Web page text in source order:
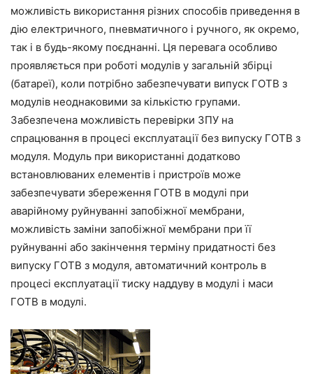
можливість використання різних способів приведення в
дію електричного, пневматичного і ручного, як окремо,
так і в будь-якому поєднанні. Ця перевага особливо
проявляється при роботі модулів у загальній збірці
(батареї), коли потрібно забезпечувати випуск ГОТВ з
модулів неоднаковими за кількістю групами.
Забезпечена можливість перевірки ЗПУ на
спрацювання в процесі експлуатації без випуску ГОТВ з
модуля. Модуль при використанні додатково
встановлюваних елементів і пристроїв може
забезпечувати збереження ГОТВ в модулі при
аварійному руйнуванні запобіжної мембрани,
можливість заміни запобіжної мембрани при її
руйнуванні або закінчення терміну придатності без
випуску ГОТВ з модуля, автоматичний контроль в
процесі експлуатації тиску наддуву в модулі і маси
ГОТВ в модулі.